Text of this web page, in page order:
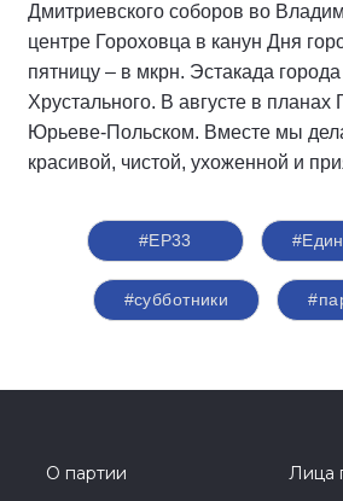
Дмитриевского соборов во
центре Гороховца в канун Дня
пятницу – в мкрн. Эстакада города
Хрустального. В августе в планах
Юрьеве-Польском. Вместе мы
красивой, чистой, ухоженной и
#ЕР33
#субботники
О партии
Лица